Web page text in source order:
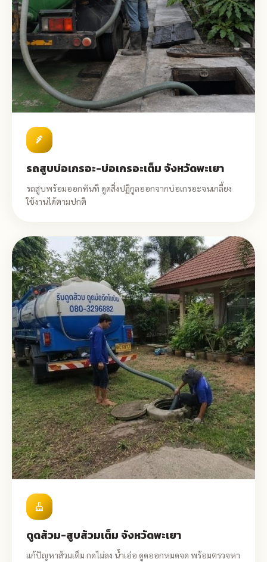
plumbing
รถสูบบ่อเกรอะ-บ่อเกรอะเต็ม จังหวัดพะเยา
รถสูบพร้อมออกทันที ดูดสิ่งปฏิกูลออกจากบ่อเกรอะจนเกลี้ยง
ใช้งานได้ตามปกติ
cleaning_services
ดูดส้วม-สูบส้วมเต็ม จังหวัดพะเยา
แก้ปัญหาส้วมเต็ม กดไม่ลง น้ำเอ่อ ดูดออกหมดจด พร้อมตรวจหา